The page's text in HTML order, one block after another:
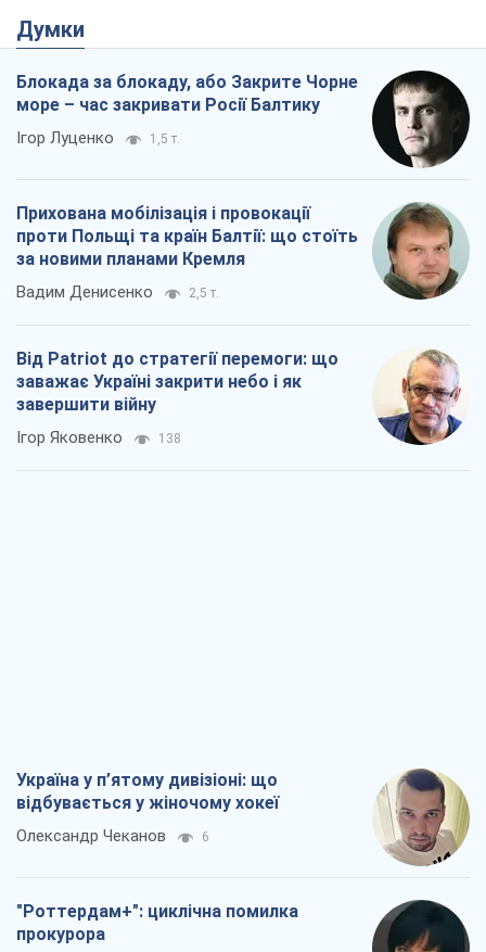
Думки
Блокада за блокаду, або Закрите Чорне
море – час закривати Росії Балтику
Ігор Луценко 1,5 т.
Прихована мобілізація і провокації
проти Польщі та країн Балтії: що стоїть
за новими планами Кремля
Вадим Денисенко 2,5 т.
Від Patriot до стратегії перемоги: що
заважає Україні закрити небо і як
завершити війну
Ігор Яковенко 138
Україна у п’ятому дивізіоні: що
відбувається у жіночому хокеї
Олександр Чеканов 6
"Роттердам+": циклічна помилка
прокурора